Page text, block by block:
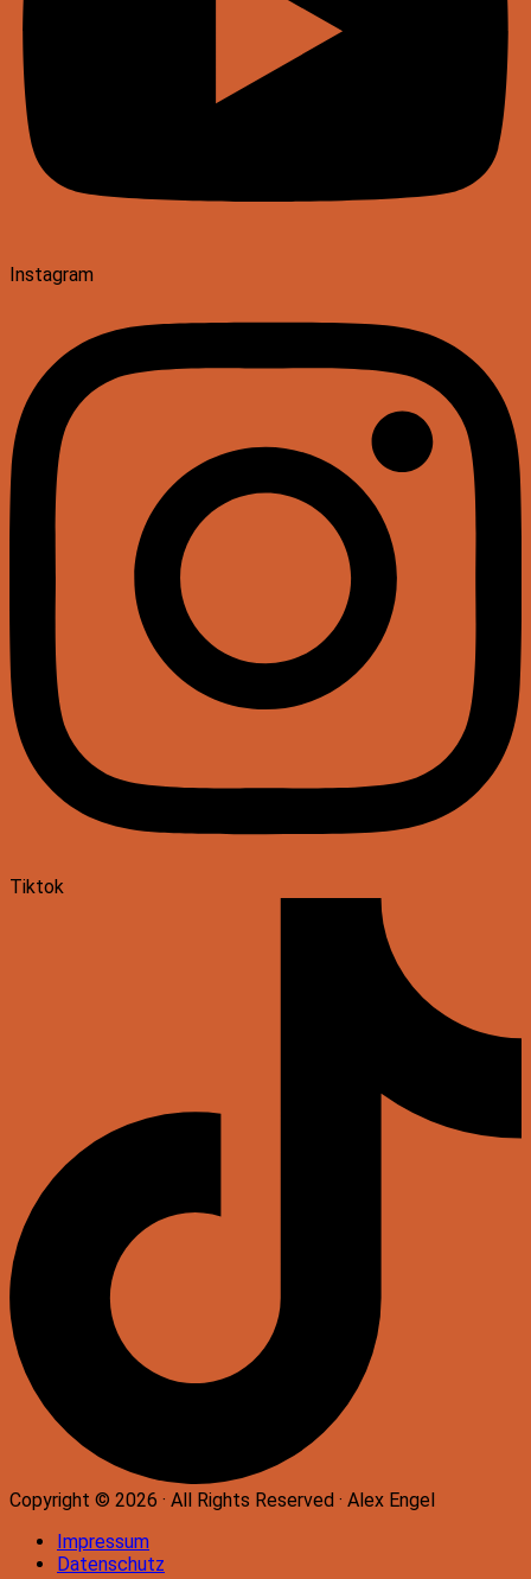
Instagram
Tiktok
Copyright © 2026 · All Rights Reserved · Alex Engel
Impressum
Datenschutz